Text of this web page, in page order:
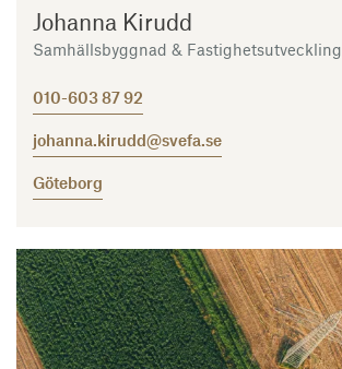
Johanna Kirudd
Samhällsbyggnad & Fastighetsutveckling
010-603 87 92
johanna.kirudd@svefa.se
Göteborg
Läs mer